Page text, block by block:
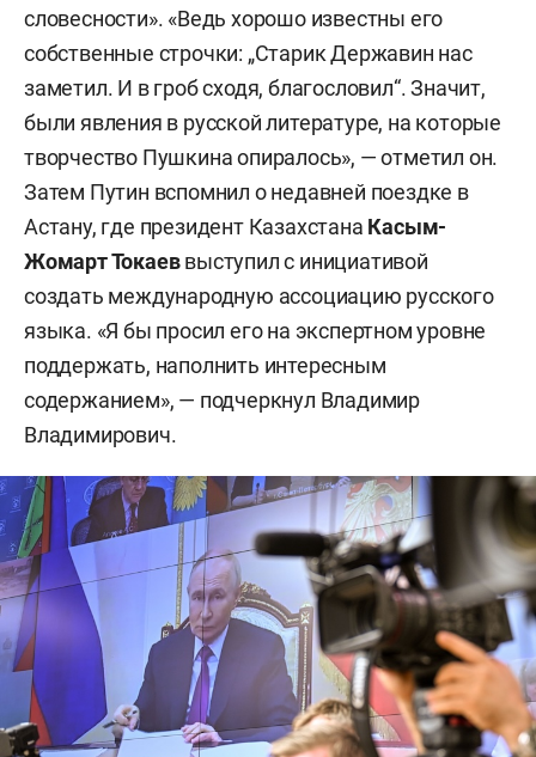
словесности». «Ведь хорошо известны его
собственные строчки: „Старик Державин нас
заметил. И в гроб сходя, благословил“. Значит,
были явления в русской литературе, на которые
творчество Пушкина опиралось», — отметил он.
Затем Путин вспомнил о недавней поездке в
Астану, где президент Казахстана Касым-
Жомарт Токаеввыступил с инициативой
создать международную ассоциацию русского
языка. «Я бы просил его на экспертном уровне
поддержать, наполнить интересным
содержанием», — подчеркнул Владимир
Владимирович.